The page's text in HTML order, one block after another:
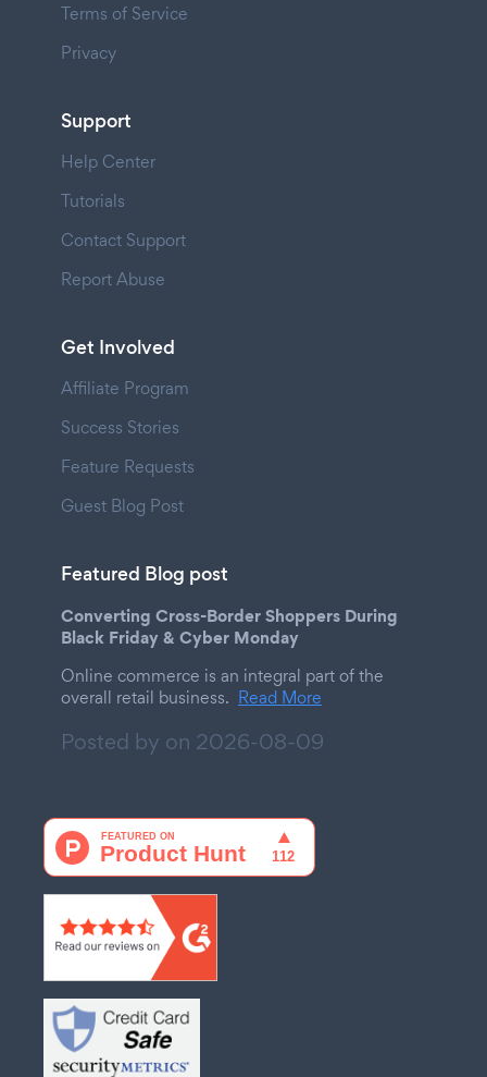
Terms of Service
Privacy
Support
Help Center
Tutorials
Contact Support
Report Abuse
Get Involved
Affiliate Program
Success Stories
Feature Requests
Guest Blog Post
Featured Blog post
Converting Cross-Border Shoppers During
Black Friday & Cyber Monday
Online commerce is an integral part of the
overall retail business. Read More
Posted by on 2026-08-09